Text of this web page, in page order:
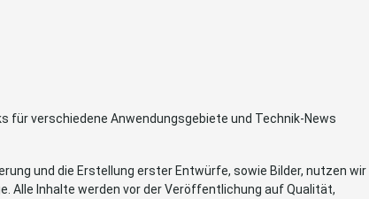
für verschiedene Anwendungsgebiete und Technik-News
und die Erstellung erster Entwürfe, sowie Bilder, nutzen wir
Alle Inhalte werden vor der Veröffentlichung auf Qualität,